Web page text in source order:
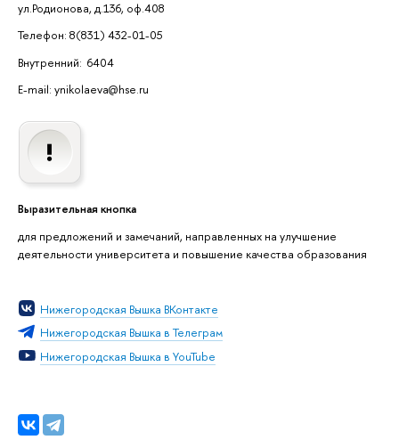
ул.Родионова, д.136, оф.408
Телефон: 8(831) 432-01-05
Внутренний: 6404
E-mail: ynikolaeva@hse.ru
Выразительная кнопка
для предложений и замечаний, направленных на улучшение
деятельности университета и повышение качества образования
Нижегородская Вышка ВКонтакте
Нижегородская Вышка в Телеграм
Нижегородская Вышка в YouTube